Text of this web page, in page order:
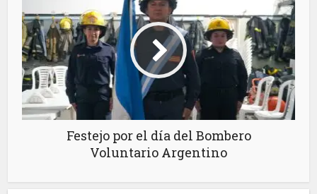
Festejo por el día del Bombero
Voluntario Argentino